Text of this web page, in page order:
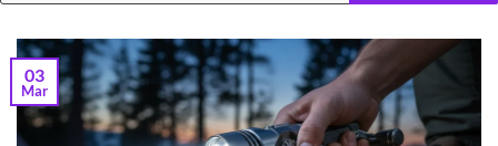
03
Mar